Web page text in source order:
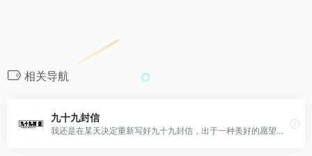
相关导航
九十九封信
我还是在某天决定重新写好九十九封信，出于一种美好的愿望，也由一个学长的感慨而发